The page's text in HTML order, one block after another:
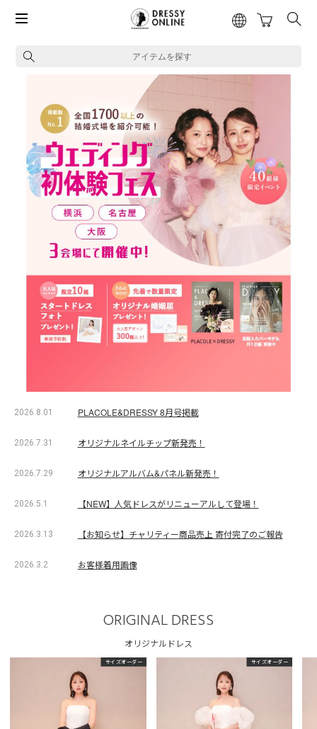
アイテムを探す
2026.8.01 PLACOLE&DRESSY 8月号掲載
2026.7.31 オリジナルネイルチップ新発売！
2026.7.29 オリジナルアルバム&パネル新発売！
2026.5.1 【NEW】人気ドレスがリニューアルして登場！
2026.3.13 【お知らせ】チャリティー商品売上 寄付完了のご報告
2026.3.2 お客様着用画像
ORIGINAL DRESS
オリジナルドレス
サイズオーダー サイズオーダー